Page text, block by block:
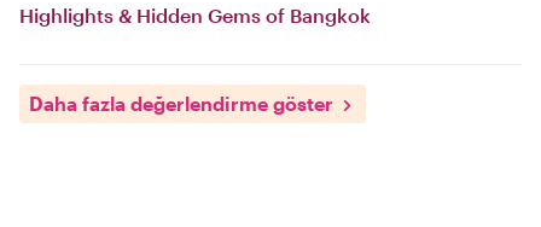
Highlights & Hidden Gems of Bangkok
Daha fazla değerlendirme göster